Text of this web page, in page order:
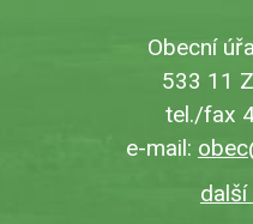
Obecní
533 11
tel./fax
e-mail:
další